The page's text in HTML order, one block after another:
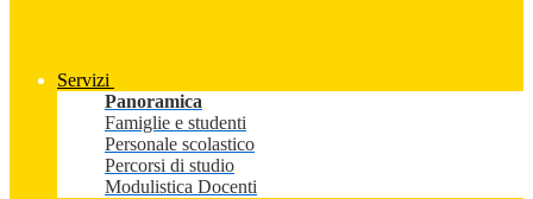
Servizi
Panoramica
Famiglie e studenti
Personale scolastico
Percorsi di studio
Modulistica Docenti